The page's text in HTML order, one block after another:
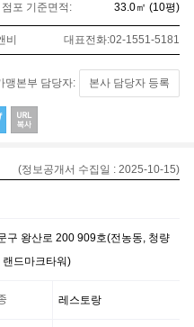
점포 기준면적: 33.0㎡ (10평)
비 대표전화:02-1551-5181
맹본부 담당자: 본사 담당자 등록
(정보공개서 수집일 : 2025-10-15)
구 왕산로 200 909호(전농동, 청량
드마크타워)
레스토랑